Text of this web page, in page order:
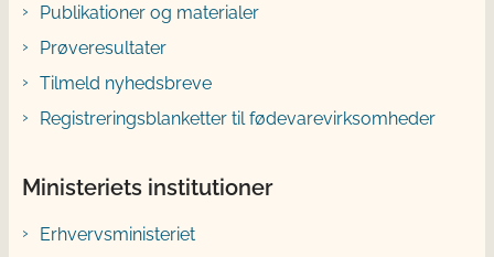
Publikationer og materialer
Prøveresultater
Tilmeld nyhedsbreve
Registreringsblanketter til fødevarevirksomheder
Ministeriets institutioner
Erhvervsministeriet